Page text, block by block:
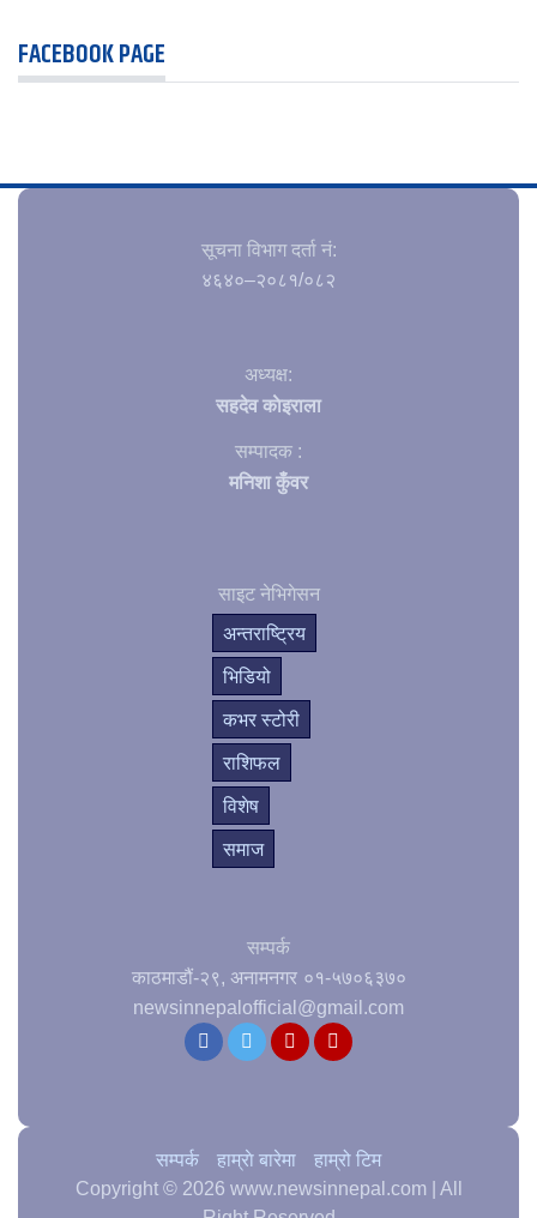
FACEBOOK PAGE
सूचना विभाग दर्ता नं‍:
४६४०–२०८१/०८२
अध्यक्ष:
सहदेव काेइराला
सम्पादक :
मनिशा कुँवर
साइट नेभिगेसन
अन्तराष्ट्रिय
भिडियो
कभर स्टोरी
राशिफल
विशेष
समाज
सम्पर्क
काठमाडौं-२९, अनामनगर ०१-५७०६३७०
newsinnepalofficial@gmail.com
सम्पर्क हाम्राे बारेमा
हाम्रो टिम
Copyright © 2026 www.newsinnepal.com | All